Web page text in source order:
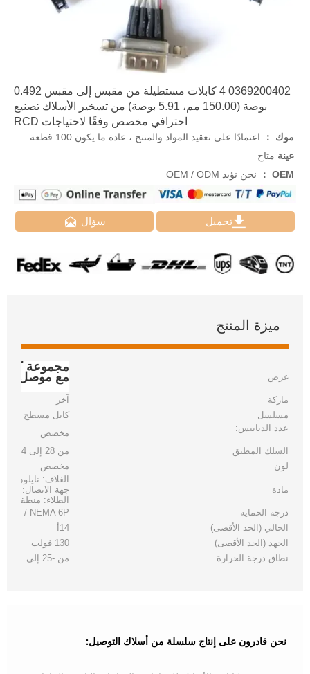
0369200402 4 كابلات مستطيلة من مقبس إلى مقبس 0.492
بوصة (150.00 مم، 5.91 بوصة) من تسخير الأسلاك تصنيع
احترافي مخصص وفقًا لاحتياجات RCD
موك ：
اعتمادًا على تعقيد المواد والمنتج ، عادة ما يكون 100 قطعة
عينة متاح
OEM ：
نحن نؤيد OEM / ODM
 سؤال تحميل
ميزة المنتج
غرض مع موصل D-Sub ذكر
ماركة
آخر
مسلسل
كابل مسطح
عدد الدبابيس:
مخصص
السلك المطبق
من 28 إلى 14 AWG
لون
مخصص
مادة
الغلاف: نايلون
جهة الاتصال:
الطلاء: منطقة
درجة الحماية
IP 67 / NEMA 6P
الحالي (الحد الأقصى)
14أ
الجهد (الحد الأقصى)
130 فولت
نطاق درجة الحرارة
من -25 إلى +105 درجة مئوية
نحن قادرون على إنتاج سلسلة من أسلاك التوصيل: